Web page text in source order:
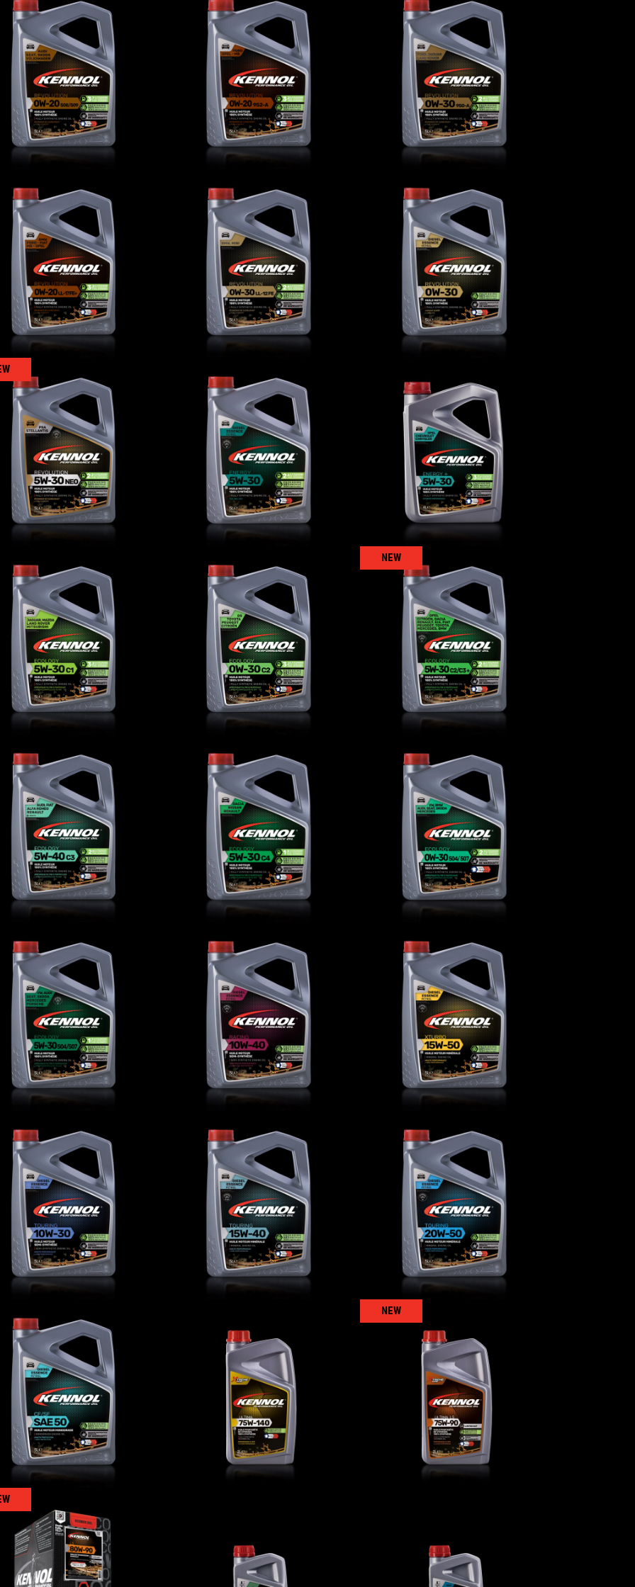
0W-20
508/509
AUTO,Oli motore
REVOLUTION 0W-20 952-
A
AUTO,Oli motore
REVOLUTION 0W-30 950-
A
AUTO,Oli motore
0W-20 LL-
17 FE+
AUTO,Oli motore
REVOLUTION 0W-30 LL-
12 FE
AUTO,Oli motore
REVOLUTION 0W-30
AUTO,Oli motore
5W-30 NEO
AUTO,Oli motore
ENERGY 5W-30
AUTO,Oli motore
ENERGY + 5W-30
AUTO,Oli motore
5W-30 C1
AUTO,Oli motore
ECOLOGY 0W-30 C2
AUTO,Oli motore
NEW
ECOLOGY 5W-30 C2/C3+
AUTO,Oli motore
5W-40 C3
AUTO,Oli motore
ECOLOGY 5W-30 C4
AUTO,Oli motore
ECOLOGY 0W-30 504/507
AUTO,Oli motore
5W-30 504/507
AUTO,Oli motore
RACING 10W-40
AUTO,Oli motore
XTURBO 15W-50
AUTO,Oli motore
TOURING 10W-30
AUTO,Oli motore
TOURING 15W-40
AUTO,Oli motore
TOURING 20W-50
AUTO,Oli motore
SAE 50
AUTO,Oli motore
ULTIMA 75W-140
AUTO,Oli trasmissione
NEW
ULTIMA LS 75W-90
AUTO,Oli trasmissione
LS 80W-90 CVT FLUID DCT FLUID